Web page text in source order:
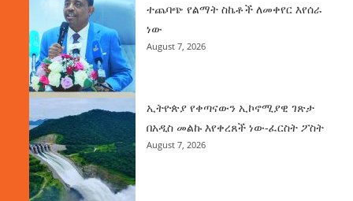
ተጨባጭ የልማት ስኬቶች ለመቀየር እየሰራ
ነው
August 7, 2026
ኢትዮጵያ የቀጣናውን ኢኮኖሚያዊ ገጽታ
በአዲስ መልኩ እየቀረጸች ነው-ፈርስት ፖስት
August 7, 2026